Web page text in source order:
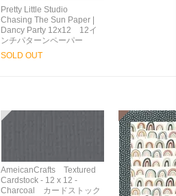
Pretty Little Studio
Chasing The Sun Paper |
Dancy Party 12x12 12イ
ンチパターンペーパー
SOLD OUT
AmeicanCrafts Textured
Cardstock - 12 x 12 -
Charcoal カードストック